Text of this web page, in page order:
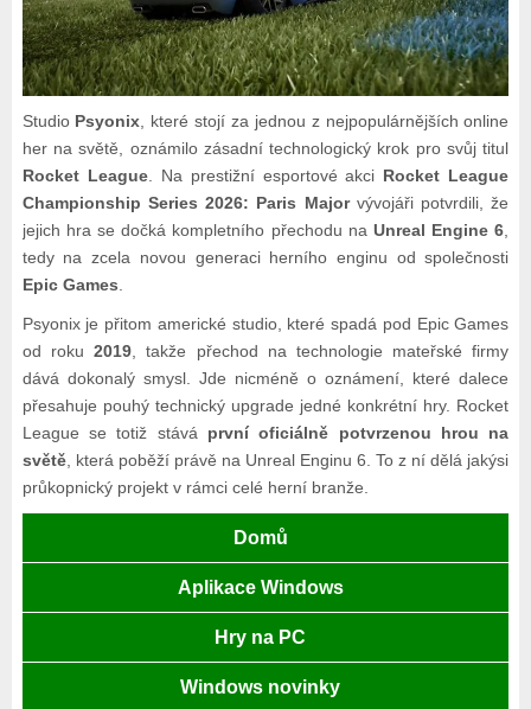
Studio Psyonix , které stojí za jednou z nejpopulárnějších online
her na světě, oznámilo zásadní technologický krok pro svůj titul
Rocket League. Na prestižní esportové akci Rocket League
Championship Series 2026: Paris Majorvývojáři potvrdili, že
jejich hra se dočká kompletního přechodu naUnreal Engine 6
tedy na zcela novou generaci herního enginu od společnosti
Epic Games
Psyonix je přitom americké studio, které spadá pod Epic Games
od roku2019 , takže přechod na technologie mateřské firmy
dává dokonalý smysl. Jde nicméně o oznámení, které dalece
přesahuje pouhý technický upgrade jedné konkrétní hry. Rocket
League se totiž stává první oficiálně potvrzenou hrou na
světě, která poběží právě na Unreal Enginu 6. To z ní dělá jakýsi
průkopnický projekt v rámci celé herní branže.
Domů
Aplikace Windows
Hry na PC
Windows novinky